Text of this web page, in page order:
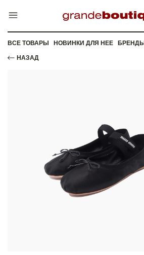
ВСЕ ТОВАРЫ НОВИНКИ ДЛЯ НЕЕ БРЕНДЫ
НАЗАД